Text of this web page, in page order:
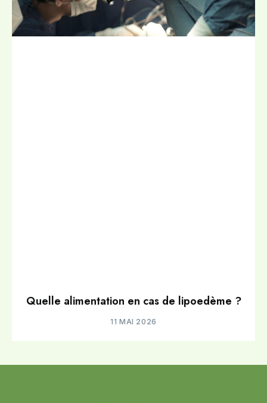
Quelle alimentation en cas de lipoedème ?
11 MAI 2026